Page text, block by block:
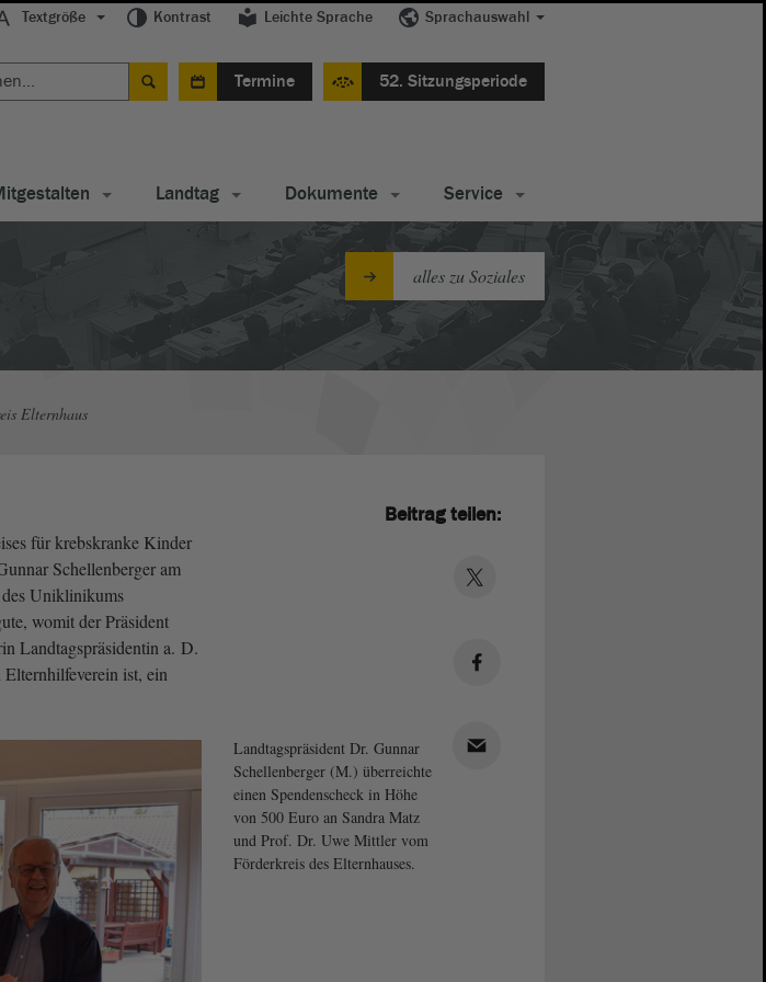
Textgröße Kontrast Leichte Sprache Sprachauswahl
Termine 52. Sitzungsperiode
Landtag Dokumente Service
alles zu Soziales
Elternhaus
für krebskranke Kinder
Schellenberger am
Uniklinikums
womit der Präsident
Landtagspräsidentin a. D.
ist, ein
Landtagspräsident Dr. Gunnar
Schellenberger (M.) überreichte
einen Spendenscheck in Höhe
von 500 Euro an Sandra Matz
und Prof. Dr. Uwe Mittler vom
Förderkreis des Elternhauses.
Beitrag teilen: